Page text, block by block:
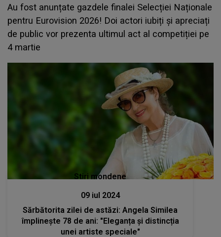
Au fost anunțate gazdele finalei Selecției Naționale
pentru Eurovision 2026! Doi actori iubiți și apreciați
de public vor prezenta ultimul act al competiției pe
4 martie
Stiri mondene
09 iul 2024
Sărbătorita zilei de astăzi: Angela Similea
împlinește 78 de ani: "Eleganța și distincția
unei artiste speciale"